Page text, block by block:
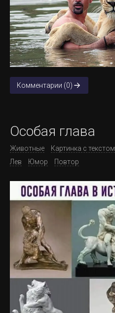
Комментарии (0)
Особая глава
Животные Картинка с текстом
Лев
Юмор Повтор